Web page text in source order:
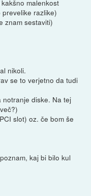
malenkost
razlike)
znam sestaviti)
nikoli.
se to verjetno da tudi
notranje diske. Na tej
slot) oz. če bom še
kaj bi bilo kul